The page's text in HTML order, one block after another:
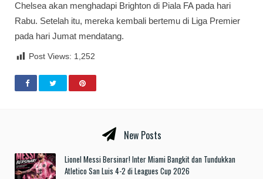
Chelsea akan menghadapi Brighton di Piala FA pada hari
Rabu. Setelah itu, mereka kembali bertemu di Liga Premier
pada hari Jumat mendatang.
Post Views: 1,252
New Posts
Lionel Messi Bersinar! Inter Miami Bangkit dan Tundukkan
Atletico San Luis 4-2 di Leagues Cup 2026